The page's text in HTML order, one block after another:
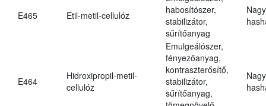
E465 Etil-metil-cellulóz
habosítószer,
stabilizátor,
sűrítőanyag
E464
Hidroxipropil-metil-
cellulóz
Emulgeálószer,
fényezőanyag,
kontraszterősítő,
stabilizátor,
sűrítőanyag,